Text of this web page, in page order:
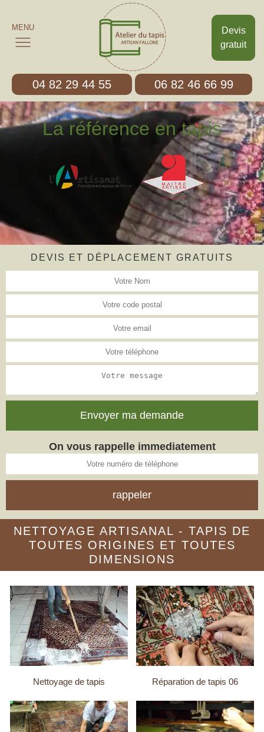
Devis
gratuit
MENU
04 82 29 44 55 06 82 46 66 99
La référence en tapis
DEVIS ET DÉPLACEMENT GRATUITS
On vous rappelle immediatement
NETTOYAGE ARTISANAL - TAPIS DE
TOUTES ORIGINES ET TOUTES
DIMENSIONS
Nettoyage de tapis Réparation de tapis 06